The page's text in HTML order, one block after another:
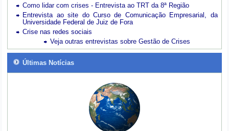
Como lidar com crises - Entrevista ao TRT da 8ª Região
Entrevista ao site do Curso de Comunicação Empresarial, da
Universidade Federal de Juiz de Fora
Crise nas redes sociais
Veja outras entrevistas sobre Gestão de Crises
Últimas Notícias